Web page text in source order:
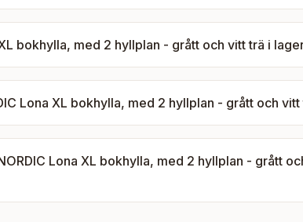
bokhylla, med 2 hyllplan - grått och vitt trä i
Lona XL bokhylla, med 2 hyllplan - grått och vitt
Lona XL bokhylla, med 2 hyllplan - grått